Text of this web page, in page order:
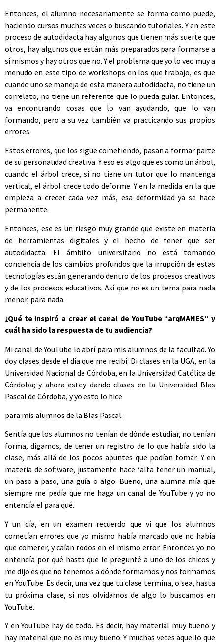
Entonces, el alumno necesariamente se forma como puede,
haciendo cursos muchas veces o buscando tutoriales. Y en este
proceso de autodidacta hay algunos que tienen más suerte que
otros, hay algunos que están más preparados para formarse a
sí mismos y hay otros que no. Y el problema que yo lo veo muy a
menudo en este tipo de workshops en los que trabajo, es que
cuando uno se maneja de esta manera autodidacta, no tiene un
correlato, no tiene un referente que lo pueda guiar. Entonces,
va encontrando cosas que lo van ayudando, que lo van
formando, pero a su vez también va practicando sus propios
errores.
Estos errores, que los sigue cometiendo, pasan a formar parte
de su personalidad creativa. Y eso es algo que es como un árbol,
cuando el árbol crece, si no tiene un tutor que lo mantenga
vertical, el árbol crece todo deforme. Y en la medida en la que
empieza a crecer cada vez más, esa deformidad ya se hace
permanente.
Entonces, ese es un riesgo muy grande que existe en materia
de herramientas digitales y el hecho de tener que ser
autodidacta. El ámbito universitario no está tomando
conciencia de los cambios profundos que la irrupción de estas
tecnologías están generando dentro de los procesos creativos
y de los procesos educativos. Así que no es un tema para nada
menor, para nada.
¿Qué te inspiró a crear el canal de YouTube “arqMANES” y
cuál ha sido la respuesta de tu audiencia?
Mi canal de YouTube lo abrí para mis alumnos de la facultad. Yo
doy clases desde el día que me recibí. Di clases en la UGA, en la
Universidad Nacional de Córdoba, en la Universidad Católica de
Córdoba; y ahora estoy dando clases en la Universidad Blas
Pascal de Córdoba, y yo esto lo hice
para mis alumnos de la Blas Pascal.
Sentía que los alumnos no tenían de dónde estudiar, no tenían
forma, digamos, de tener un registro de lo que había sido la
clase, más allá de los pocos apuntes que podían tomar. Y en
materia de software, justamente hace falta tener un manual,
un paso a paso, una guía o algo. Bueno, una alumna mía que
siempre me pedía que me haga un canal de YouTube y yo no
entendía el para qué.
Y un día, en un examen recuerdo que vi que los alumnos
cometían errores que yo mismo había marcado que no había
que cometer, y caían todos en el mismo error. Entonces yo no
entendía por qué hasta que le pregunté a uno de los chicos y
me dijo es que no tenemos a dónde formarnos y nos formamos
en YouTube. Es decir, una vez que tu clase termina, o sea, hasta
tu próxima clase, si nos olvidamos de algo lo buscamos en
YouTube.
Y en YouTube hay de todo. Es decir, hay material muy bueno y
hay material que no es muy bueno. Y muchas veces aquello que